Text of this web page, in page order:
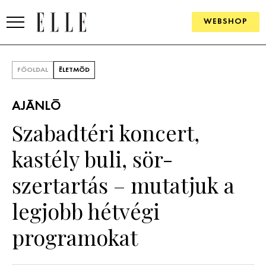
WEBSHOP
SZÉPSÉG
PSZICHÉ
FŐOLDAL ÉLETMÓD
AJÁNLÓ
Szabadtéri koncert,
kastély buli, sör-
szertartás – mutatjuk a
legjobb hétvégi
programokat